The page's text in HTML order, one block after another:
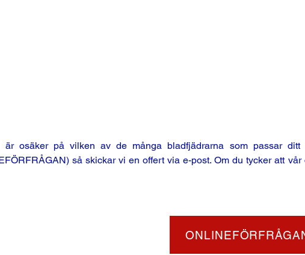
är osäker på vilken av de många bladfjädrarna som passar ditt
så skickar vi en offert via e-post. Om du tycker att